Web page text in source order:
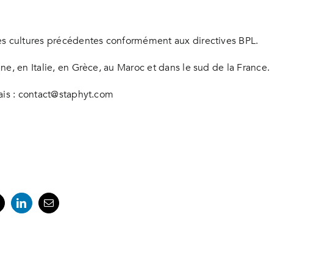
cultures précédentes conformément aux directives BPL.
en Italie, en Grèce, au Maroc et dans le sud de la France.
: contact@staphyt.com